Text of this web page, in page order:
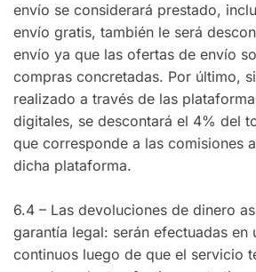
envío se considerará prestado,
envío gratis, también le será
envío ya que las ofertas de envío
compras concretadas. Por último,
realizado a través de las
digitales, se descontará el 4% del
que corresponde a las comisiones
dicha plataforma.
6.4 – Las devoluciones de dinero
garantía legal: serán efectuadas en
continuos luego de que el servicio